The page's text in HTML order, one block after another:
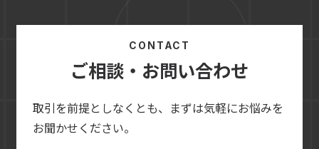
CONTACT
ご相談・お問い合わせ
取引を前提としなくとも、まずは気軽にお悩みを
お聞かせください。